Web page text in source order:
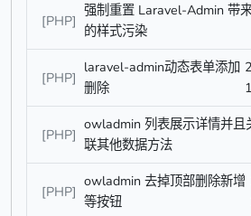
[PHP]
强制重置 Laravel-Admin 带
的样式污染
[PHP]
laravel-admin动态表单添加
删除
[PHP]
owladmin 列表展示详情并且
联其他数据方法
[PHP]
owladmin 去掉顶部删除新增
等按钮